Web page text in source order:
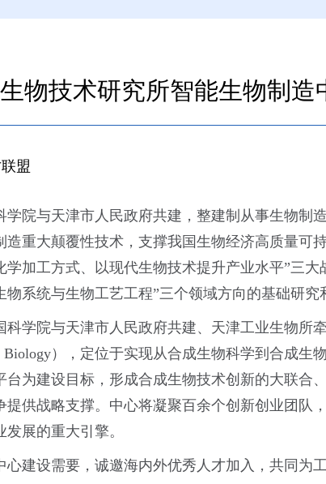
物技术研究所智能生物制造
盟
院与天津市人民政府共建，整建制从事生物制
重大颠覆性技术，支撑我国生物经济高质量可
加工方式、以现代生物技术提升产业水平”三
系统与生物工艺工程”三个领域方向的基础研究
学院与天津市人民政府共建、天津工业生物所
Biology），定位于实现从合成生物科学到合成
为建设目标，形成合成生物技术创新的大联合
供战略支撑。中心将凝聚百余个创新创业团队
展的重大引擎。
建设需要，诚邀海内外优秀人才加入，共同为